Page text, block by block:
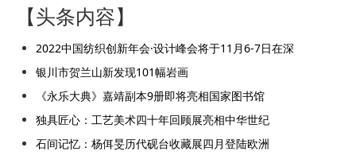
【头条内容】
2022中国纺织创新年会·设计峰会将于11月6-7日在深
银川市贺兰山新发现101幅岩画
《永乐大典》嘉靖副本9册即将亮相国家图书馆
独具匠心：工艺美术四十年回顾展亮相中华世纪
石间记忆：杨佴旻历代砚台收藏展四月登陆欧洲